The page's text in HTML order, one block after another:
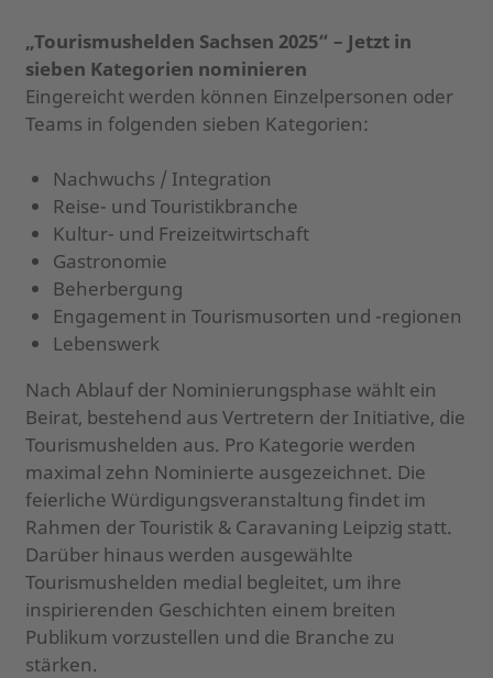
„Tourismushelden Sachsen 2025“ – Jetzt in
sieben Kategorien nominieren
Eingereicht werden können Einzelpersonen oder
Teams in folgenden sieben Kategorien:
Nachwuchs / Integration
Reise- und Touristikbranche
Kultur- und Freizeitwirtschaft
Gastronomie
Beherbergung
Engagement in Tourismusorten und -regionen
Lebenswerk
Nach Ablauf der Nominierungsphase wählt ein
Beirat, bestehend aus Vertretern der Initiative, die
Tourismushelden aus. Pro Kategorie werden
maximal zehn Nominierte ausgezeichnet. Die
feierliche Würdigungsveranstaltung findet im
Rahmen der Touristik & Caravaning Leipzig statt.
Darüber hinaus werden ausgewählte
Tourismushelden medial begleitet, um ihre
inspirierenden Geschichten einem breiten
Publikum vorzustellen und die Branche zu
stärken.